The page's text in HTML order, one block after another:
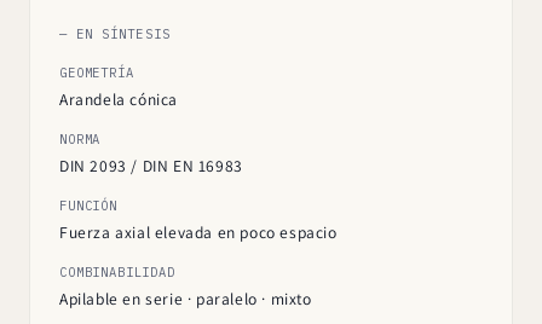
— EN SÍNTESIS
GEOMETRÍA
Arandela cónica
NORMA
DIN 2093 / DIN EN 16983
FUNCIÓN
Fuerza axial elevada en poco espacio
COMBINABILIDAD
Apilable en serie · paralelo · mixto